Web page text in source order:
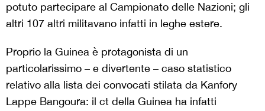
potuto partecipare al Campionato delle Nazioni; gli
altri 107 altri militavano infatti in leghe estere.
Proprio la Guinea è protagonista di un
particolarissimo – e divertente – caso statistico
relativo alla lista dei convocati stilata da Kanfory
Lappe Bangoura: il ct della Guinea ha infatti